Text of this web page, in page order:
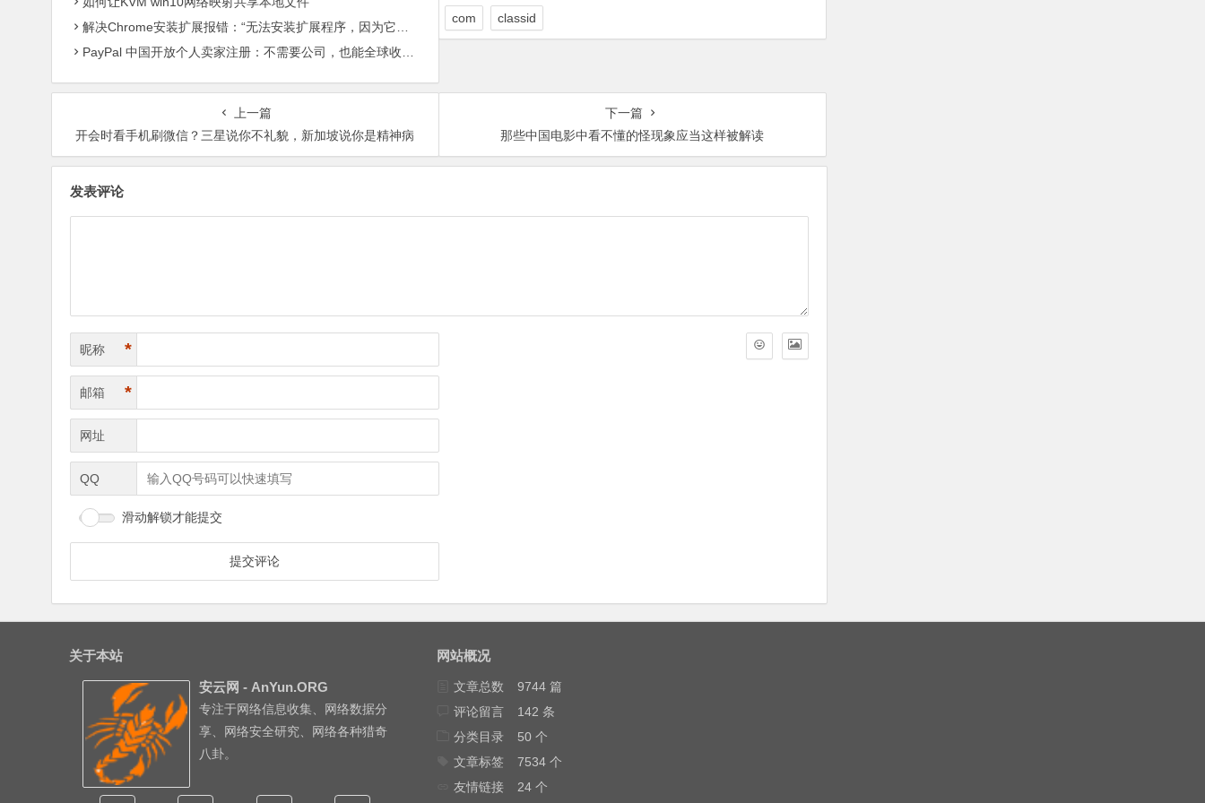
解决Chrome安装扩展报错：“无法安装扩展程序，因为它使用了不受支持的清单版本“
PayPal 中国开放个人卖家注册：不需要公司，也能全球收款了
com classid
上一篇
开会时看手机刷微信？三星说你不礼貌，新加坡说你是精神病
下一篇
那些中国电影中看不懂的怪现象应当这样被解读
发表评论
昵称 *
邮箱 *
网址
QQ
滑动解锁才能提交
关于本站
安云网 - AnYun.ORG
专注于网络信息收集、网络数据分
享、网络安全研究、网络各种猎奇
八卦。
网站概况
文章总数
9744 篇
评论留言
142 条
分类目录
50 个
文章标签
7534 个
友情链接
24 个